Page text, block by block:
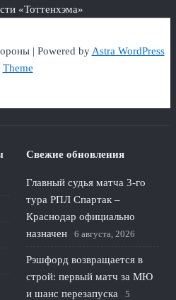
«Тоттенхэма»
| Powered byAstra WordPress
Theme
Свежие обновления
Главный судья матча 3-го
тура РПЛ Спартак –
Краснодар официально
назначен
6 августа, 2026
Рэшфорд возвращается в
строй: первый матч за МЮ
и шанс перезапуска
5